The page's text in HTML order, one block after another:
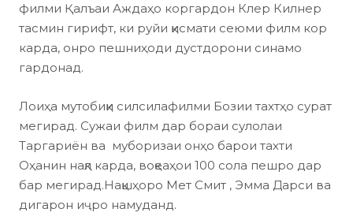
филми Қалъаи Аждаҳо коргардон Клер Килнер
тасмин гирифт, ки руйи қисмати сеюми филм кор
карда, онро пешниҳоди дустдорони синамо
гардонад.
Лоиҳа мутобиқи силсилафилми Бозии тахтҳо сурат
мегирад. Сужаи филм дар бораи сулолаи
Таргариён ва муборизаи онҳо барои тахти
Оҳанин нақл карда, воқеаҳои 100 сола пешро дар
бар мегирад.Нақшҳоро Мет Смит , Эмма Дарси ва
дигарон иҷро намуданд.